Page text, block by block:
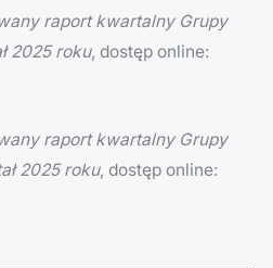
raport kwartalny Grupy
2025 roku, dostęp online:
raport kwartalny Grupy
2025 roku, dostęp online: